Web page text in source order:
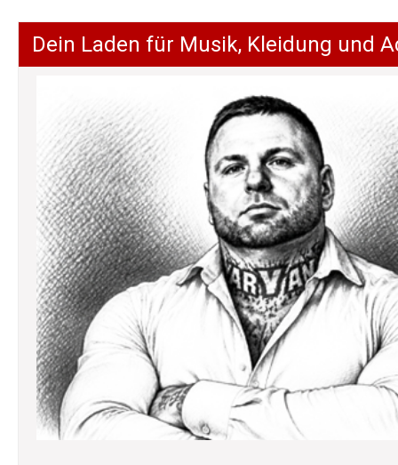
Dein Laden für Musik, Kleidung und